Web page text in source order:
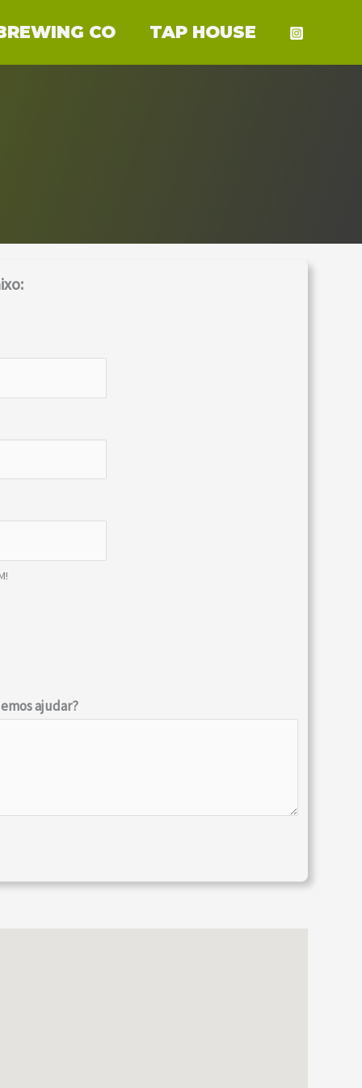
CO TAP HOUSE
ajudar?